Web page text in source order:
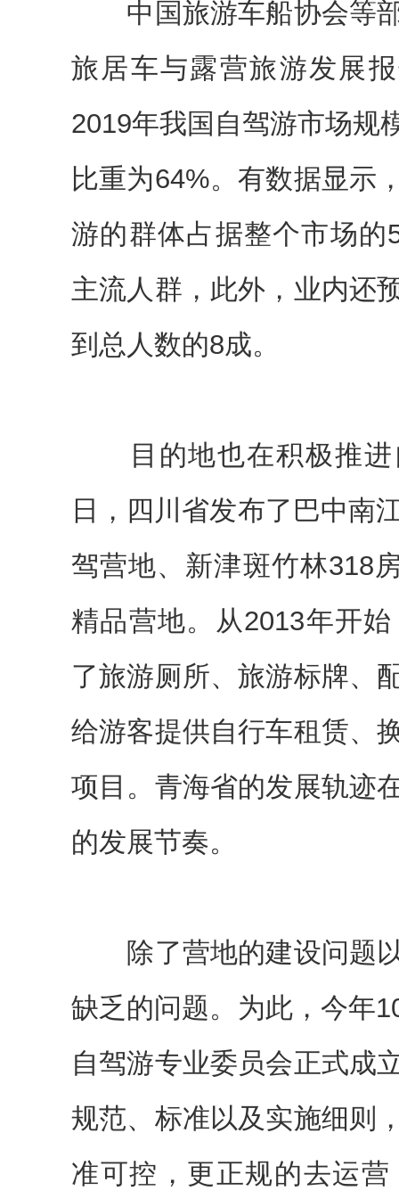
中国旅游车船协会等部
旅居车与露营旅游发展
2019年我国自驾游市场规
比重为64%。有数据显示
游的群体占据整个市场的
主流人群，此外，业内还
到总人数的8成。
目的地也在积极推进
日，四川省发布了巴中南
驾营地、新津斑竹林318
精品营地。从2013年开
了旅游厕所、旅游标牌、
给游客提供自行车租赁、
项目。青海省的发展轨迹
的发展节奏。
除了营地的建设问题以
缺乏的问题。为此，今年
自驾游专业委员会正式成
规范、标准以及实施细则
准可控，更正规的去运